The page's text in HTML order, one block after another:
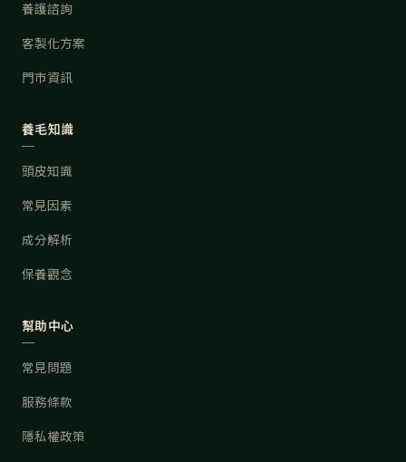
養護諮詢
客製化方案
門市資訊
養毛知識
頭皮知識
常見因素
成分解析
保養觀念
幫助中心
常見問題
服務條款
隱私權政策